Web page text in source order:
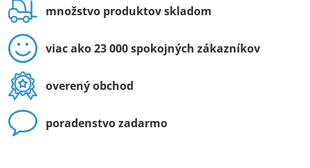
množstvo produktov skladom
viac ako 23 000 spokojných zákazníkov
overený obchod
poradenstvo zadarmo